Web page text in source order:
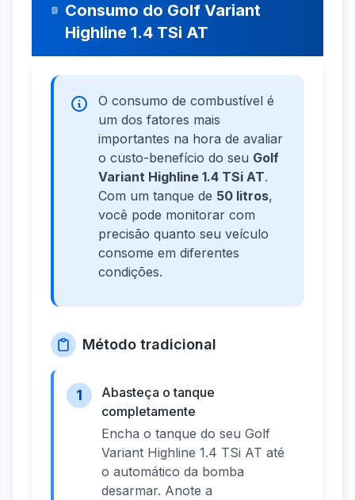
Consumo do Golf Variant
Highline 1.4 TSi AT
O consumo de combustível é
um dos fatores mais
importantes na hora de avaliar
o custo-benefício do seu Golf
Variant Highline 1.4 TSi AT.
Com um tanque de 50 litros,
você pode monitorar com
precisão quanto seu veículo
consome em diferentes
condições.
Método tradicional
1
Abasteça o tanque
completamente
Encha o tanque do seu Golf
Variant Highline 1.4 TSi AT até
o automático da bomba
desarmar. Anote a